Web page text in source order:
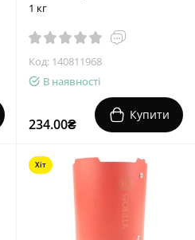
1 кг
Код: 140811968
В наявності
234.00₴
Купити
Хіт